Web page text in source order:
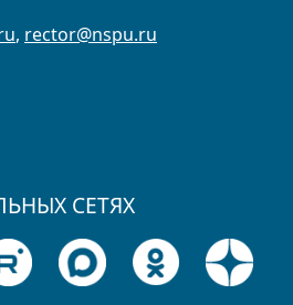
, rector@nspu.ru
СЕТЯХ